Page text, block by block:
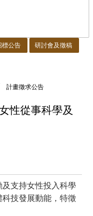
標公告 研討會及徵稿
計畫徵求公告
性從事科學及
支持女性投入科學
技發展動能，特徵